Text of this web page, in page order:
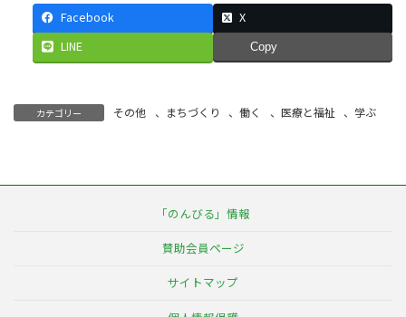
Facebook
X
LINE
Copy
カテゴリー その他 、 まちづくり 、働く 、 医療と福祉 、 学ぶ
「のんびる」情報
賛助会員ページ
サイトマップ